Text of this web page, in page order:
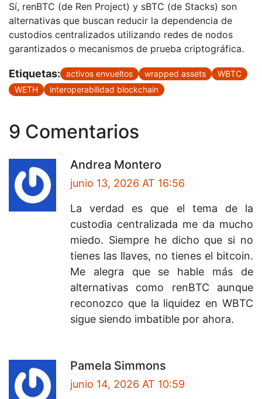
Sí, renBTC (de Ren Project) y sBTC (de Stacks) son
alternativas que buscan reducir la dependencia de
custodios centralizados utilizando redes de nodos
garantizados o mecanismos de prueba criptográfica.
Etiquetas: activos envueltos wrapped assets
WBTC
WETH
interoperabilidad blockchain
9 Comentarios
Andrea Montero
junio 13, 2026 AT 16:56
La verdad es que el tema de la
custodia centralizada me da mucho
miedo. Siempre he dicho que si no
tienes las llaves, no tienes el bitcoin.
Me alegra que se hable más de
alternativas como renBTC aunque
reconozco que la liquidez en WBTC
sigue siendo imbatible por ahora.
Pamela Simmons
junio 14, 2026 AT 10:59